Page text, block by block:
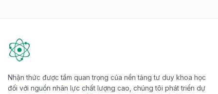
Nhận thức được tầm quan trọng của nền tảng tư duy khoa học
đối với nguồn nhân lực chất lượng cao, chúng tôi phát triển dự